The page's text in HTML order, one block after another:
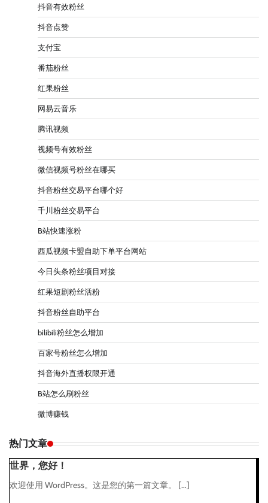
抖音有效粉丝
抖音点赞
支付宝
番茄粉丝
红果粉丝
网易云音乐
腾讯视频
视频号有效粉丝
微信视频号粉丝在哪买
抖音粉丝交易平台哪个好
千川粉丝交易平台
B站快速涨粉
西瓜视频卡盟自助下单平台网站
今日头条粉丝项目对接
红果短剧粉丝活粉
抖音粉丝自助平台
bilibili粉丝怎么增加
百家号粉丝怎么增加
抖音海外直播权限开通
B站怎么刷粉丝
微博赚钱
热门文章
世界，您好！
欢迎使用 WordPress。这是您的第一篇文章。 […]